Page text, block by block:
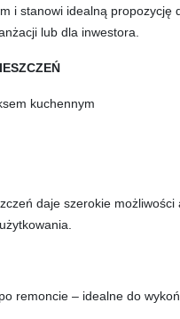
i stanowi idealną propozycję
lub dla inwestora.
kuchennym
daje szerokie
remoncie – idealne do wyko